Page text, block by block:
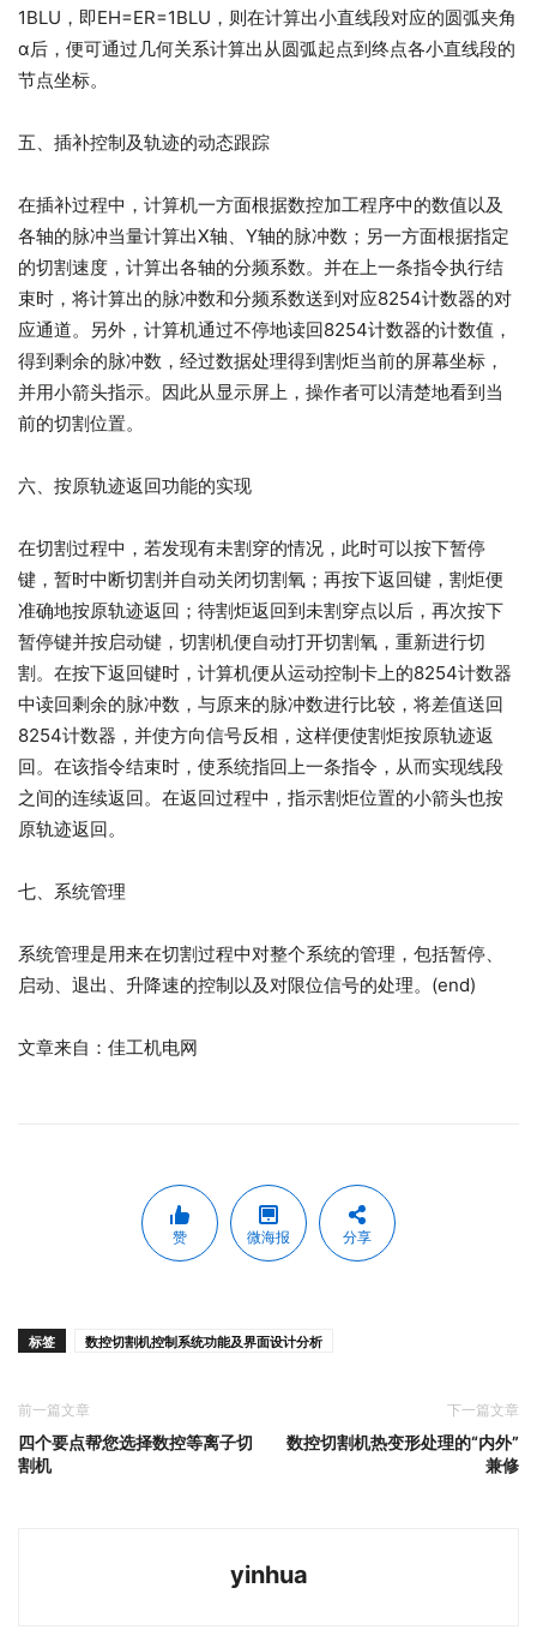
1BLU，即EH=ER=1BLU，则在计算出小直线段对应的圆弧夹角
α后，便可通过几何关系计算出从圆弧起点到终点各小直线段的
节点坐标。
五、插补控制及轨迹的动态跟踪
在插补过程中，计算机一方面根据数控加工程序中的数值以及
各轴的脉冲当量计算出X轴、Y轴的脉冲数；另一方面根据指定
的切割速度，计算出各轴的分频系数。并在上一条指令执行结
束时，将计算出的脉冲数和分频系数送到对应8254计数器的对
应通道。另外，计算机通过不停地读回8254计数器的计数值，
得到剩余的脉冲数，经过数据处理得到割炬当前的屏幕坐标，
并用小箭头指示。因此从显示屏上，操作者可以清楚地看到当
前的切割位置。
六、按原轨迹返回功能的实现
在切割过程中，若发现有未割穿的情况，此时可以按下暂停
键，暂时中断切割并自动关闭切割氧；再按下返回键，割炬便
准确地按原轨迹返回；待割炬返回到未割穿点以后，再次按下
暂停键并按启动键，切割机便自动打开切割氧，重新进行切
割。在按下返回键时，计算机便从运动控制卡上的8254计数器
中读回剩余的脉冲数，与原来的脉冲数进行比较，将差值送回
8254计数器，并使方向信号反相，这样便使割炬按原轨迹返
回。在该指令结束时，使系统指回上一条指令，从而实现线段
之间的连续返回。在返回过程中，指示割炬位置的小箭头也按
原轨迹返回。
七、系统管理
系统管理是用来在切割过程中对整个系统的管理，包括暂停、
启动、退出、升降速的控制以及对限位信号的处理。(end)
文章来自：佳工机电网
赞 微海报 分享
标签 数控切割机控制系统功能及界面设计分析
前一篇文章
四个要点帮您选择数控等离子切
割机
下一篇文章
数控切割机热变形处理的“内外”
兼修
yinhua